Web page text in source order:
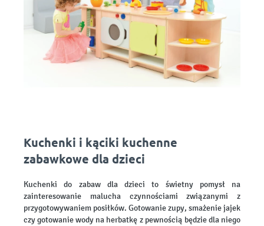
Kuchenki i kąciki kuchenne
zabawkowe dla dzieci
Kuchenki do zabaw dla dzieci to świetny pomysł na
zainteresowanie malucha czynnościami związanymi z
przygotowywaniem posiłków. Gotowanie zupy, smażenie jajek
czy gotowanie wody na herbatkę z pewnością będzie dla niego